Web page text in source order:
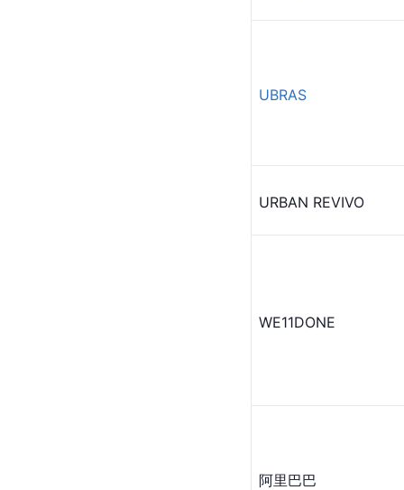
UBRAS
URBAN REVIVO
WE11DONE
阿里巴巴